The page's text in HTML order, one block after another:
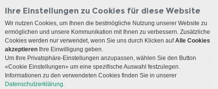
Patienten und Besucher
Ärzte und Zuweiser
Lehre und Forschung
Social Media
Ihre Einstellungen zu Cookies für diese Website
Wir nutzen Cookies, um Ihnen die bestmögliche Nutzung unserer Website zu
ermöglichen und unsere Kommunikation mit Ihnen zu verbessern. Zusätzliche
Cookies werden nur verwendet, wenn Sie uns durch Klicken aufAlle Cookies
akzeptieren Ihre Einwilligung geben.
Um Ihre Privatsphäre-Einstellungen anzupassen, wählen Sie den Button
«Cookie Einstellungen» um eine spezifische Auswahl festzulegen.
Informationen zu den verwendeten Cookies finden Sie in unserer
Datenschutzerklärung.